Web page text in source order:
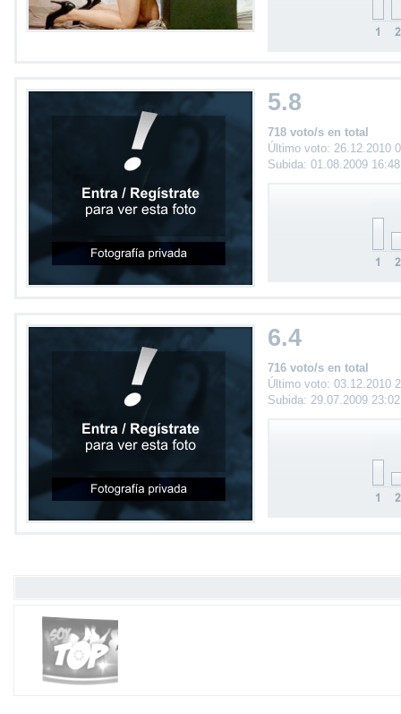
5.8
718 voto/s en total
Último voto: 26.12.2010
Subida: 01.08.2009
6.4
716 voto/s en total
Último voto: 03.12.2010
Subida: 29.07.2009